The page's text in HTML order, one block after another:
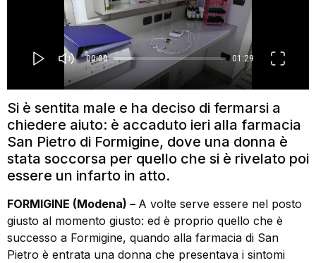
Si è sentita male e ha deciso di fermarsi a
chiedere aiuto: è accaduto ieri alla farmacia
San Pietro di Formigine, dove una donna è
stata soccorsa per quello che si è rivelato poi
essere un infarto in atto.
FORMIGINE (Modena) – A volte serve essere nel posto
giusto al momento giusto: ed è proprio quello che è
successo a Formigine, quando alla farmacia di San
Pietro è entrata una donna che presentava i sintomi